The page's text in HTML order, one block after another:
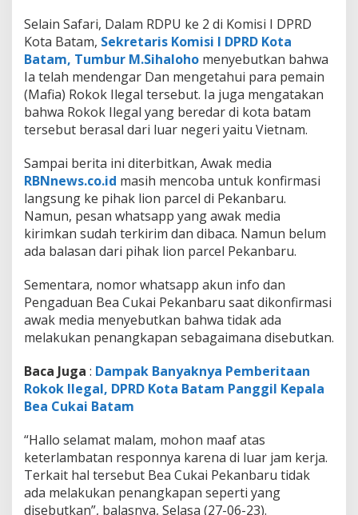
Selain Safari, Dalam RDPU ke 2 di Komisi I DPRD
Kota Batam, Sekretaris Komisi I DPRD Kota
Batam, Tumbur M.Sihaloho menyebutkan bahwa
Ia telah mendengar Dan mengetahui para pemain
(Mafia) Rokok Ilegal tersebut. Ia juga mengatakan
bahwa Rokok Ilegal yang beredar di kota batam
tersebut berasal dari luar negeri yaitu Vietnam.
Sampai berita ini diterbitkan, Awak media
RBNnews.co.id masih mencoba untuk konfirmasi
langsung ke pihak lion parcel di Pekanbaru.
Namun, pesan whatsapp yang awak media
kirimkan sudah terkirim dan dibaca. Namun belum
ada balasan dari pihak lion parcel Pekanbaru.
Sementara, nomor whatsapp akun info dan
Pengaduan Bea Cukai Pekanbaru saat dikonfirmasi
awak media menyebutkan bahwa tidak ada
melakukan penangkapan sebagaimana disebutkan.
Baca Juga : Dampak Banyaknya Pemberitaan
Rokok Ilegal, DPRD Kota Batam Panggil Kepala
Bea Cukai Batam
“Hallo selamat malam, mohon maaf atas
keterlambatan responnya karena di luar jam kerja.
Terkait hal tersebut Bea Cukai Pekanbaru tidak
ada melakukan penangkapan seperti yang
disebutkan”, balasnya, Selasa (27-06-23).